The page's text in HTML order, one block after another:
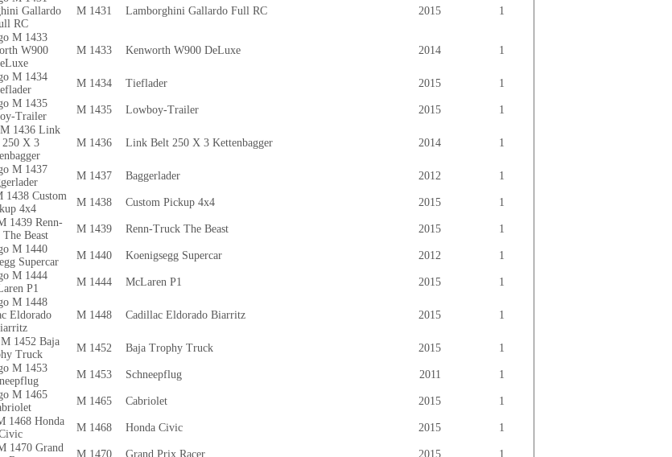
M 1431 Lamborghini Gallardo Full RC 2015 1
M 1433 Kenworth W900 DeLuxe 2014 1
M 1434 Tieflader 2015 1
M 1435 Lowboy-Trailer 2015 1
M 1436 Link Belt 250 X 3 Kettenbagger 2014 1
M 1437 Baggerlader 2012 1
M 1438 Custom Pickup 4x4 2015 1
M 1439 Renn-Truck The Beast 2015 1
M 1440 Koenigsegg Supercar 2012 1
M 1444 McLaren P1 2015 1
M 1448 Cadillac Eldorado Biarritz 2015 1
M 1452 Baja Trophy Truck 2015 1
M 1453 Schneepflug 2011 1
M 1465 Cabriolet 2015 1
M 1468 Honda Civic 2015 1
M 1470 Grand Prix Racer 2015 1